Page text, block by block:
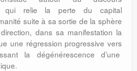
qui relie la perte du capital
suite à sa sortie de la sphère
dans sa manifestation la
une régression progressive vers
la dégénérescence d’une